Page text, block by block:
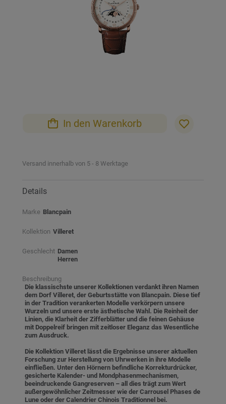
springen
In den Warenkorb
Versand innerhalb von 5 - 8 Werktage
Details
Marke Blancpain
Kollektion Villeret
Geschlecht Damen
Herren
Beschreibung
Die klassischste unserer Kollektionen verdankt ihren Namen
dem Dorf Villeret, der Geburtsstätte von Blancpain. Diese tief
in der Tradition verankerten Modelle verkörpern unsere
Wurzeln und unsere erste ästhetische Wahl. Die Reinheit der
Linien, die Klarheit der Zifferblätter und die feinen Gehäuse
mit Doppelreif bringen mit zeitloser Eleganz das Wesentliche
zum Ausdruck.
Die Kollektion Villeret lässt die Ergebnisse unserer aktuellen
Forschung zur Herstellung von Uhrwerken in ihre Modelle
einfließen. Unter den Hörnern befindliche Korrekturdrücker,
gesicherte Kalender- und Mondphasenmechanismen,
beeindruckende Gangreserven – all dies trägt zum Wert
außergewöhnlicher Zeitmesser wie der Carrousel Phases de
Lune oder der Calendrier Chinois Traditionnel bei.